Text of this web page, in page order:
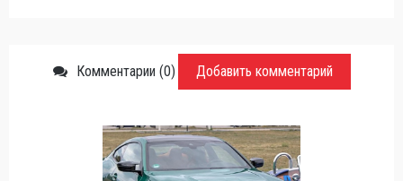
Комментарии (0) Добавить комментарий